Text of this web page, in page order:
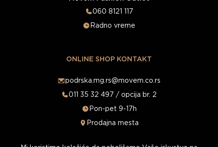
060 8121 117
Radno vreme
ONLINE SHOP KONTAKT
podrska.mg.rs@movem.co.rs
011 35 32 497 / opcija br. 2
Pon-pet 9-17h
Prodajna mesta